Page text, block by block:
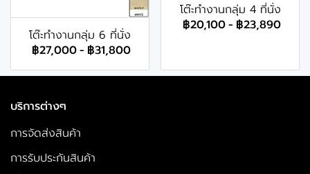
โต๊ะทำงานกลุ่ม 6 ที่นั่ง
฿27,000- ฿31,800
โต๊ะทำงานกลุ่ม 4 ที่นั่ง
฿20,100- ฿23,890
บริการต่างๆ
การจัดส่งสินค้า
การรับประกันสินค้า